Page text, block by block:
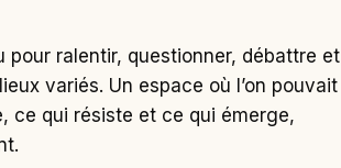
pour ralentir, questionner, débattre et
variés. Un espace où l’on pouvait
ce qui résiste et ce qui émerge,